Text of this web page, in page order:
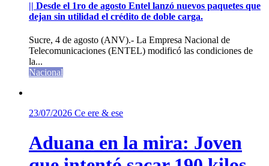
|| Desde el 1ro de agosto Entel lanzó nuevos paquetes que
dejan sin utilidad el crédito de doble carga.
Sucre, 4 de agosto (ANV).- La Empresa Nacional de
Telecomunicaciones (ENTEL) modificó las condiciones de
la...
Nacional
23/07/2026 Ce ere & ese
Aduana en la mira: Joven